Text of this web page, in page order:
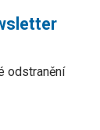
odstranění